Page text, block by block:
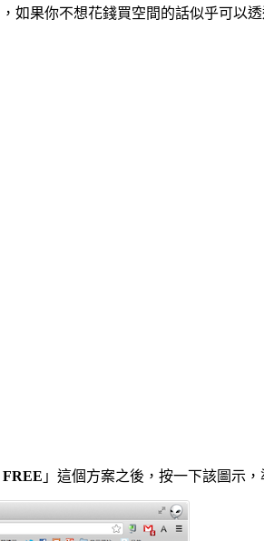
如果你不想花錢買空間的話似乎可以
FREE 」這個方案之後，按一下該圖示